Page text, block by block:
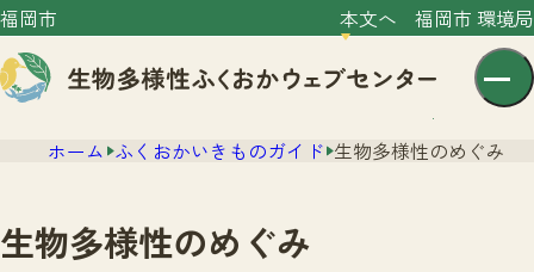
福岡市 本文へ 福岡市 環境局
ホーム ふくおかいきものガイド 生物多様性のめぐみ
生物多様性のめぐみ